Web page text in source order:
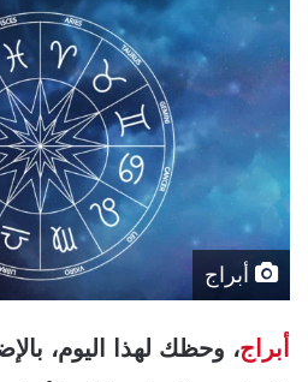
أبراج
أبراج، وحظك لهذا اليوم،